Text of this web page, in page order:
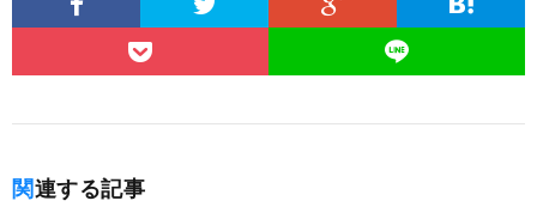
関連する記事